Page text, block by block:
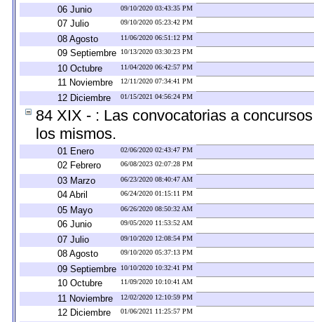
06 Junio 09/10/2020 03:43:35 PM
07 Julio 09/10/2020 05:23:42 PM
08 Agosto 11/06/2020 06:51:12 PM
09 Septiembre 10/13/2020 03:30:23 PM
10 Octubre 11/04/2020 06:42:57 PM
11 Noviembre 12/11/2020 07:34:41 PM
12 Diciembre 01/15/2021 04:56:24 PM
84 XIX - : Las convocatorias a
los mismos.
01 Enero 02/06/2020 02:43:47 PM
02 Febrero 06/08/2023 02:07:28 PM
03 Marzo 06/23/2020 08:40:47 AM
04 Abril 06/24/2020 01:15:11 PM
05 Mayo 06/26/2020 08:50:32 AM
06 Junio 09/05/2020 11:53:52 AM
07 Julio 09/10/2020 12:08:54 PM
08 Agosto 09/10/2020 05:37:13 PM
09 Septiembre 10/10/2020 10:32:41 PM
10 Octubre 11/09/2020 10:10:41 AM
11 Noviembre 12/02/2020 12:10:59 PM
12 Diciembre 01/06/2021 11:25:57 PM